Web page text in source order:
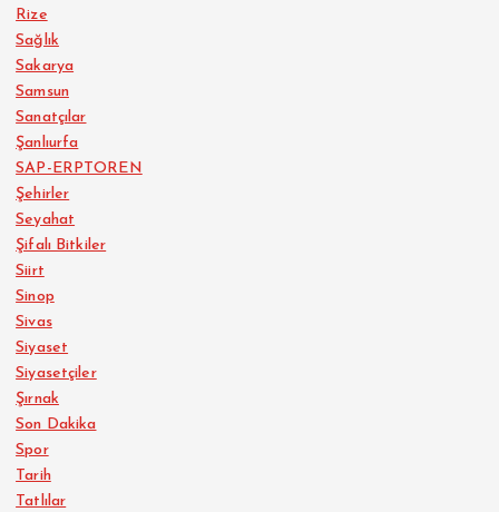
Rize
Sağlık
Sakarya
Samsun
Sanatçılar
Şanlıurfa
SAP-ERPTOREN
Şehirler
Seyahat
Şifalı Bitkiler
Siirt
Sinop
Sivas
Siyaset
Siyasetçiler
Şırnak
Son Dakika
Spor
Tarih
Tatlılar